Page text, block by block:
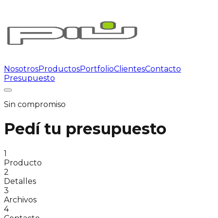
NosotrosProductosPortfolioClientesContacto
Presupuesto
Sin compromiso
Pedí tu presupuesto
1
Producto
2
Detalles
3
Archivos
4